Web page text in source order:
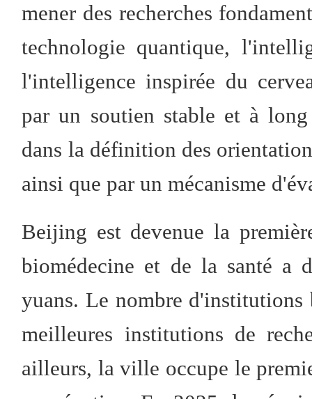
mener des recherches
technologie quantique,
l'intelligence inspirée du
par un soutien stable et à
dans la définition des
ainsi que par un mécanisme
Beijing est devenue la
biomédecine et de la santé a
yuans. Le nombre
meilleures institutions de
ailleurs, la ville occupe le